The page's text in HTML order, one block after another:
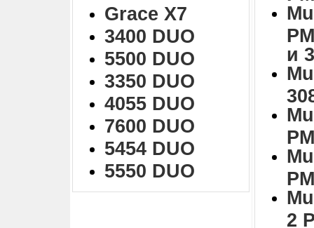
Grace X7
3400 DUO
5500 DUO
3350 DUO
4055 DUO
7600 DUO
5454 DUO
5550 DUO
и
2